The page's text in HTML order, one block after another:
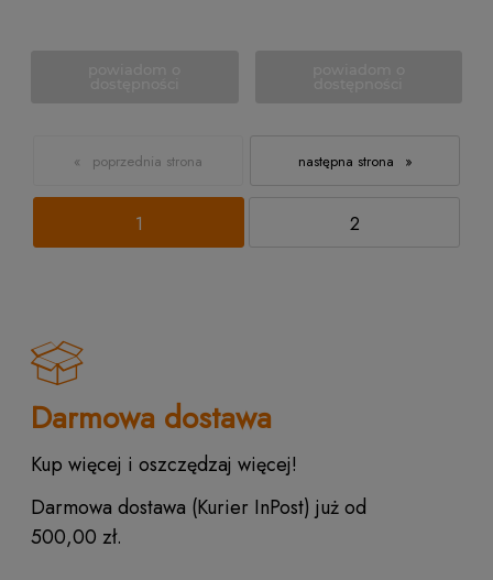
«
1 2
»
Darmowa dostawa
Kup więcej i oszczędzaj więcej!
Darmowa dostawa (Kurier InPost) już od
500,00 zł.